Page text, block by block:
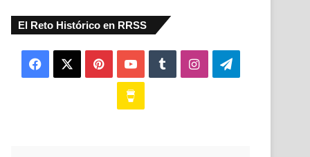
El Reto Histórico en RRSS
Facebook PinterestYouTubeTumblrInstagramTelegram